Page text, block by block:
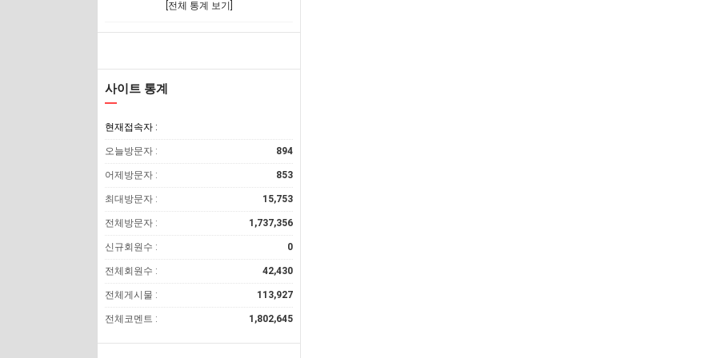
[전체 통계 보기]
사이트 통계
현재접속자 :
오늘방문자 : 894
어제방문자 : 853
최대방문자 : 15,753
전체방문자 : 1,737,356
신규회원수 : 0
전체회원수 : 42,430
전체게시물 : 113,927
전체코멘트 : 1,802,645